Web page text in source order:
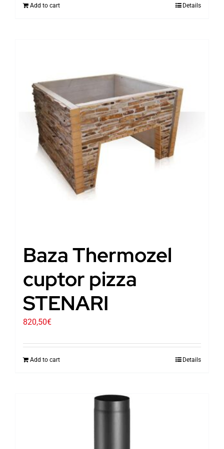
Add to cart Details
Baza Thermozel
cuptor pizza
STENARI
820,50€
Add to cart Details